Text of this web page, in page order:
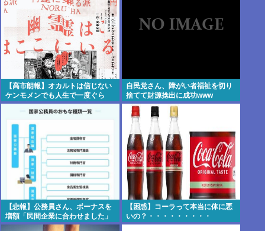
【高市朗報】オカルトは信じない
ケンモメンでも人生で一度ぐら
い"超自然的な体験"した事あるん
だろ？？
自民党さん、障がい者福祉を切り
捨てて財源捻出に成功www
【悲報】公務員さん、ボーナスを
増額「民間企業に合わせました」
www
【困惑】コーラって本当に体に悪
いの？・・・・・・・・・